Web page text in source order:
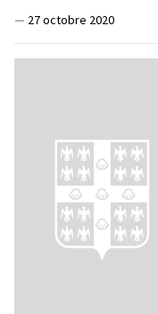
— 27 octobre 2020